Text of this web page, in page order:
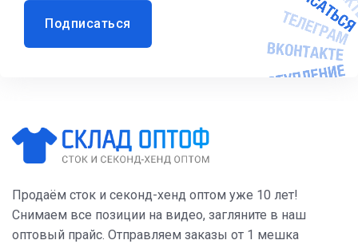
Подписаться
Продаём сток и секонд-хенд оптом уже 10 лет!
Снимаем все позиции на видео, загляните в наш
оптовый прайс. Отправляем заказы от 1 мешка